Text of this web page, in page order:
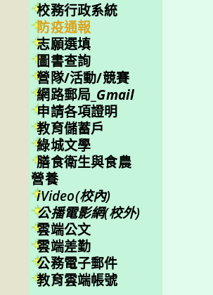
校務行政系統
防疫通報
志願選填
圖書查詢
營隊/活動/競賽
網路郵局_ Gmail
申請各項證明
教育儲蓄戶
綠城文學
膳食衛生與食農
營養
iVideo(校內)
公播電影網(校外)
雲端公文
雲端差勤
公務電子郵件
教育雲端帳號